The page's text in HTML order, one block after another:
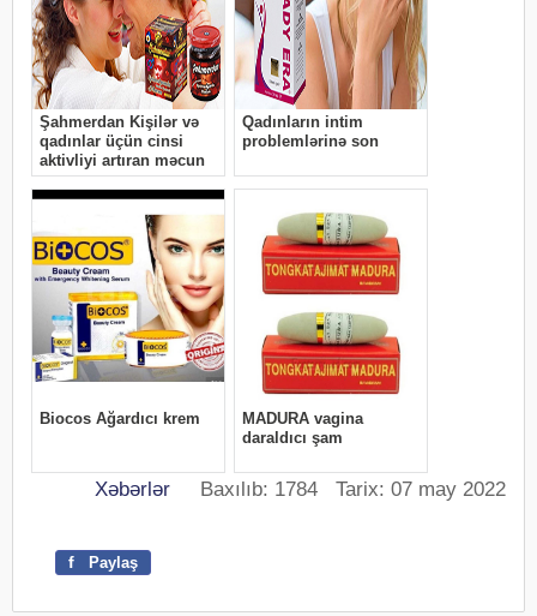
Xəbərlər Baxılıb: 1784 Tarix: 07 may 2022
f Paylaş